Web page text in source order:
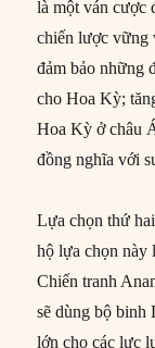
là một ván cược
chiến lược vững
đảm bảo những
cho Hoa Kỳ;
Hoa Kỳ ở châu
đồng nghĩa với
Lựa chọn thứ
hộ lựa chọn này
Chiến tranh
sẽ dùng bộ binh
lớn cho các lực